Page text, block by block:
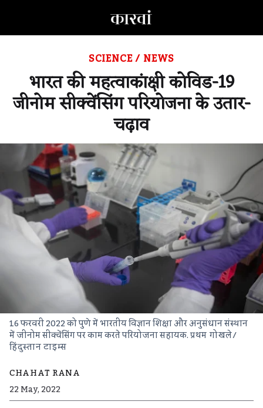
SCIENCE/NEWS
भारत की महत्वाकांक्षी कोविड-19
जीनोम सीक्वेंसिंग परियोजना के उतार-
चढ़ाव
16 फरवरी 2022 को पुणे में भारतीय विज्ञान शिक्षा और अनुसंधान संस्थान
में जीनोम सीक्वेंसिंग पर काम करते परियोजना सहायक.प्रथम गोखले/
हिंदुस्तान टाइम्स
CHAHAT RANA
22 May, 2022